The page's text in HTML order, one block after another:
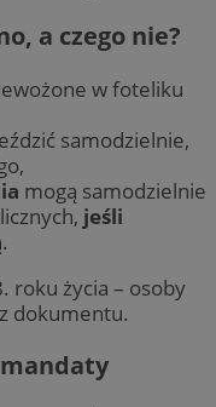
a czego nie?
w foteliku
samodzielnie,
mogą samodzielnie
jeśli
.
roku życia – osoby
dokumentu.